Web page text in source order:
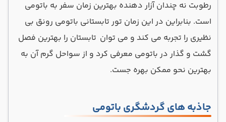
رطوبت نه چندان آزار دهنده بهترین زمان سفر به باتومی
است. بنابراین در این زمان تور تابستانی باتومی رونق بی
نظیری را تجربه می کند و می توان تابستان را بهترین فصل
گشت و گذار در باتومی معرفی کرد و از سواحل گرم آن به
بهترین نحو ممکن بهره جست.
جاذبه های گردشگری باتومی